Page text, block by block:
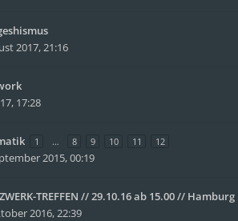
2017, 21:16
17:28
1 … 8 9 10 11 12
2015, 00:19
TREFFEN // 29.10.16 ab 15.00 // Hamburg
2016, 22:39